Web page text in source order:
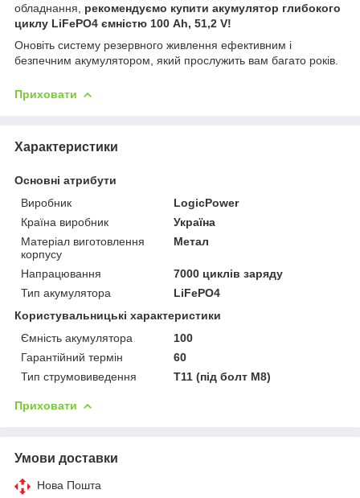
обладнання, рекомендуємо купити акумулятор глибокого
циклу LiFePO4 ємністю 100 Ah, 51,2 V!
Оновіть систему резервного живлення ефективним і
безпечним акумулятором, який прослужить вам багато років.
Приховати
Характеристики
Основні атрибути
Виробник
LogicPower
Країна виробник
Україна
Матеріал виготовлення
корпусу
Метал
Напрацювання
7000 циклів заряду
Тип акумулятора
LiFePO4
Користувальницькі характеристики
Ємність акумулятора
100
Гарантійний термін
60
Тип струмовиведення
T11 (під болт М8)
Приховати
Умови доставки
Нова Пошта